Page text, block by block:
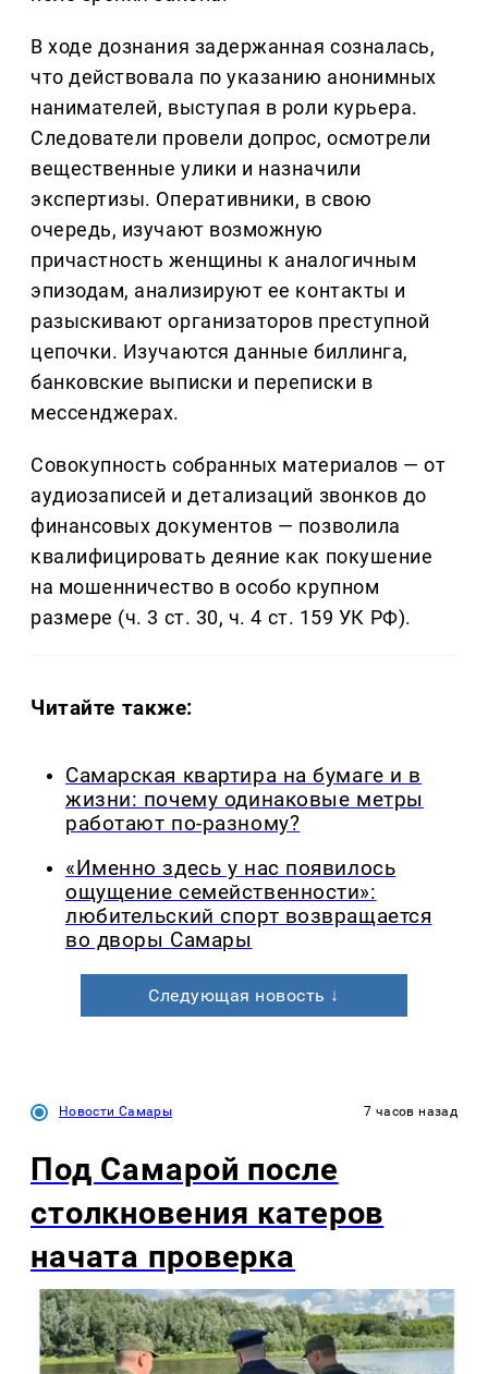
В ходе дознания задержанная созналась,
что действовала по указанию анонимных
нанимателей, выступая в роли курьера.
Следователи провели допрос, осмотрели
вещественные улики и назначили
экспертизы. Оперативники, в свою
очередь, изучают возможную
причастность женщины к аналогичным
эпизодам, анализируют ее контакты и
разыскивают организаторов преступной
цепочки. Изучаются данные биллинга,
банковские выписки и переписки в
мессенджерах.
Совокупность собранных материалов — от
аудиозаписей и детализаций звонков до
финансовых документов — позволила
квалифицировать деяние как покушение
на мошенничество в особо крупном
размере (ч. 3 ст. 30, ч. 4 ст. 159 УК РФ).
Читайте также:
Самарская квартира на бумаге и в
жизни: почему одинаковые метры
работают по-разному?
«Именно здесь у нас появилось
ощущение семейственности»:
любительский спорт возвращается
во дворы Самары
Следующая новость ↓
Новости Самары 7 часов назад
Под Самарой после
столкновения катеров
начата проверка